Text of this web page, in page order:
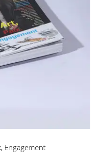
– Art, Paix,
Engagement